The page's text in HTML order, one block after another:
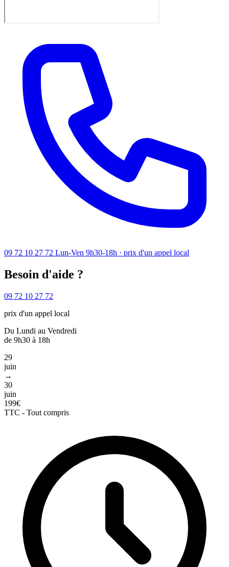
09 72 10 27 72 Lun-Ven 9h30-18h · prix d'un appel local
Besoin d'aide ?
09 72 10 27 72
prix d'un appel local
Du Lundi au Vendredi
de 9h30 à 18h
29
juin
→
30
juin
199€
TTC - Tout compris